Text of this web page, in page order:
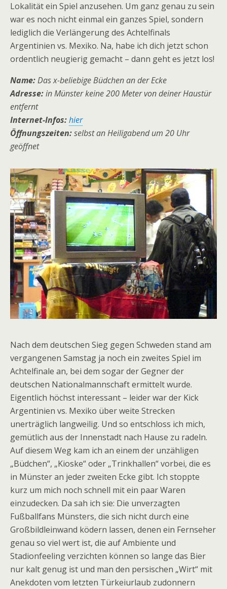
Lokalität ein Spiel anzusehen. Um ganz genau zu sein
war es noch nicht einmal ein ganzes Spiel, sondern
lediglich die Verlängerung des Achtelfinals
Argentinien vs. Mexiko. Na, habe ich dich jetzt schon
ordentlich neugierig gemacht – dann geht es jetzt los!
Name:Das x-beliebige Büdchen an der Ecke
Adresse:in Münster keine 200 Meter von deiner Haustür
entfernt
Internet-Infos:hier
Öffnungszeiten:selbst an Heiligabend um 20 Uhr
geöffnet
Nach dem deutschen Sieg gegen Schweden stand am
vergangenen Samstag ja noch ein zweites Spiel im
Achtelfinale an, bei dem sogar der Gegner der
deutschen Nationalmannschaft ermittelt wurde.
Eigentlich höchst interessant – leider war der Kick
Argentinien vs. Mexiko über weite Strecken
unerträglich langweilig. Und so entschloss ich mich,
gemütlich aus der Innenstadt nach Hause zu radeln.
Auf diesem Weg kam ich an einem der unzähligen
„Büdchen“, „Kioske“ oder „Trinkhallen“ vorbei, die es
in Münster an jeder zweiten Ecke gibt. Ich stoppte
kurz um mich noch schnell mit ein paar Waren
einzudecken. Da sah ich sie: Die unverzagten
Fußballfans Münsters, die sich nicht durch eine
Großbildleinwand ködern lassen, denen ein Fernseher
genau so viel wert ist, die auf Ambiente und
Stadionfeeling verzichten können so lange das Bier
nur kalt genug ist und man den persischen „Wirt“ mit
Anekdoten vom letzten Türkeiurlaub zudonnern